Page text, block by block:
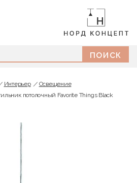
Интерьер
Освещение
потолочный Favorite Things Black